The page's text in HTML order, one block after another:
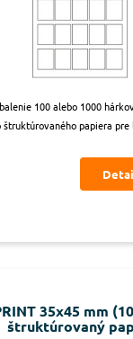
100 alebo 1000
štruktúrovaného papiera pre
35x45 mm
štruktúrovaný